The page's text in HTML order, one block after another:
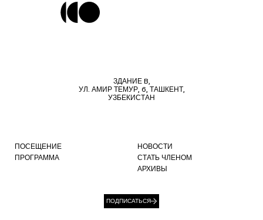
ЗДАНИЕ B,
УЛ. АМИР ТЕМУР, 6, ТАШКЕНТ,
УЗБЕКИСТАН
ПОСЕЩЕНИЕ
ПРОГРАММА
НОВОСТИ
СТАТЬ ЧЛЕНОМ
АРХИВЫ
ПОДПИСАТЬСЯ